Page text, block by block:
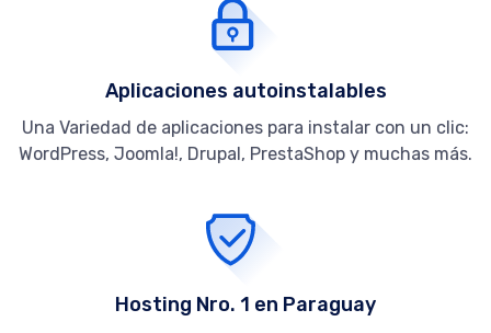
Aplicaciones autoinstalables
Una Variedad de aplicaciones para instalar con un clic:
WordPress, Joomla!, Drupal, PrestaShop y muchas más.
Hosting Nro. 1 en Paraguay